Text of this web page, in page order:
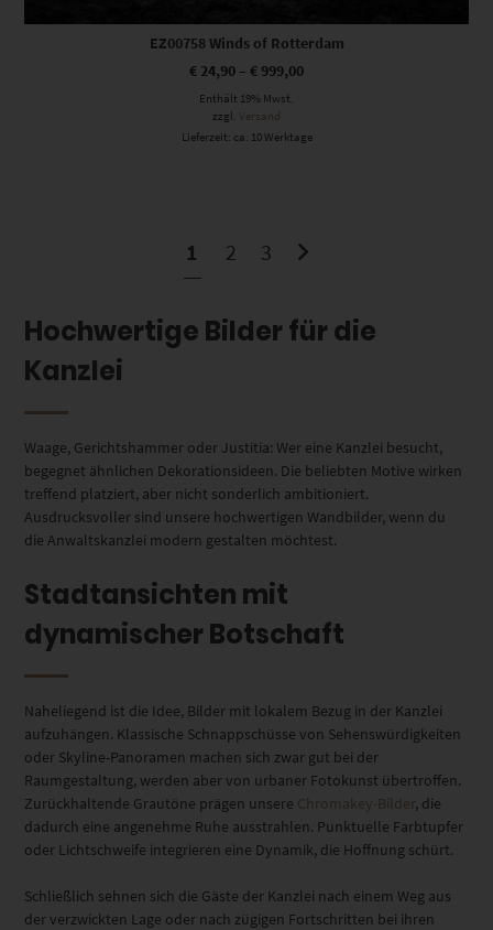
EZ00758 Winds of Rotterdam
€ 24,90 – € 999,00
Enthält 19% Mwst.
zzgl. Versand
Lieferzeit: ca. 10 Werktage
1 2 3
Hochwertige Bilder für die
Kanzlei
Waage, Gerichtshammer oder Justitia: Wer eine Kanzlei besucht,
begegnet ähnlichen Dekorationsideen. Die beliebten Motive wirken
treffend platziert, aber nicht sonderlich ambitioniert.
Ausdrucksvoller sind unsere hochwertigen Wandbilder, wenn du
die Anwaltskanzlei modern gestalten möchtest.
Stadtansichten mit
dynamischer Botschaft
Naheliegend ist die Idee, Bilder mit lokalem Bezug in der Kanzlei
aufzuhängen. Klassische Schnappschüsse von Sehenswürdigkeiten
oder Skyline-Panoramen machen sich zwar gut bei der
Raumgestaltung, werden aber von urbaner Fotokunst übertroffen.
Zurückhaltende Grautöne prägen unsere Chromakey-Bilder, die
dadurch eine angenehme Ruhe ausstrahlen. Punktuelle Farbtupfer
oder Lichtschweife integrieren eine Dynamik, die Hoffnung schürt.
Schließlich sehnen sich die Gäste der Kanzlei nach einem Weg aus
der verzwickten Lage oder nach zügigen Fortschritten bei ihren